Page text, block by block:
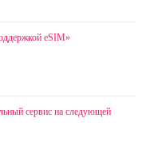
eSIM»
сервис на следующей